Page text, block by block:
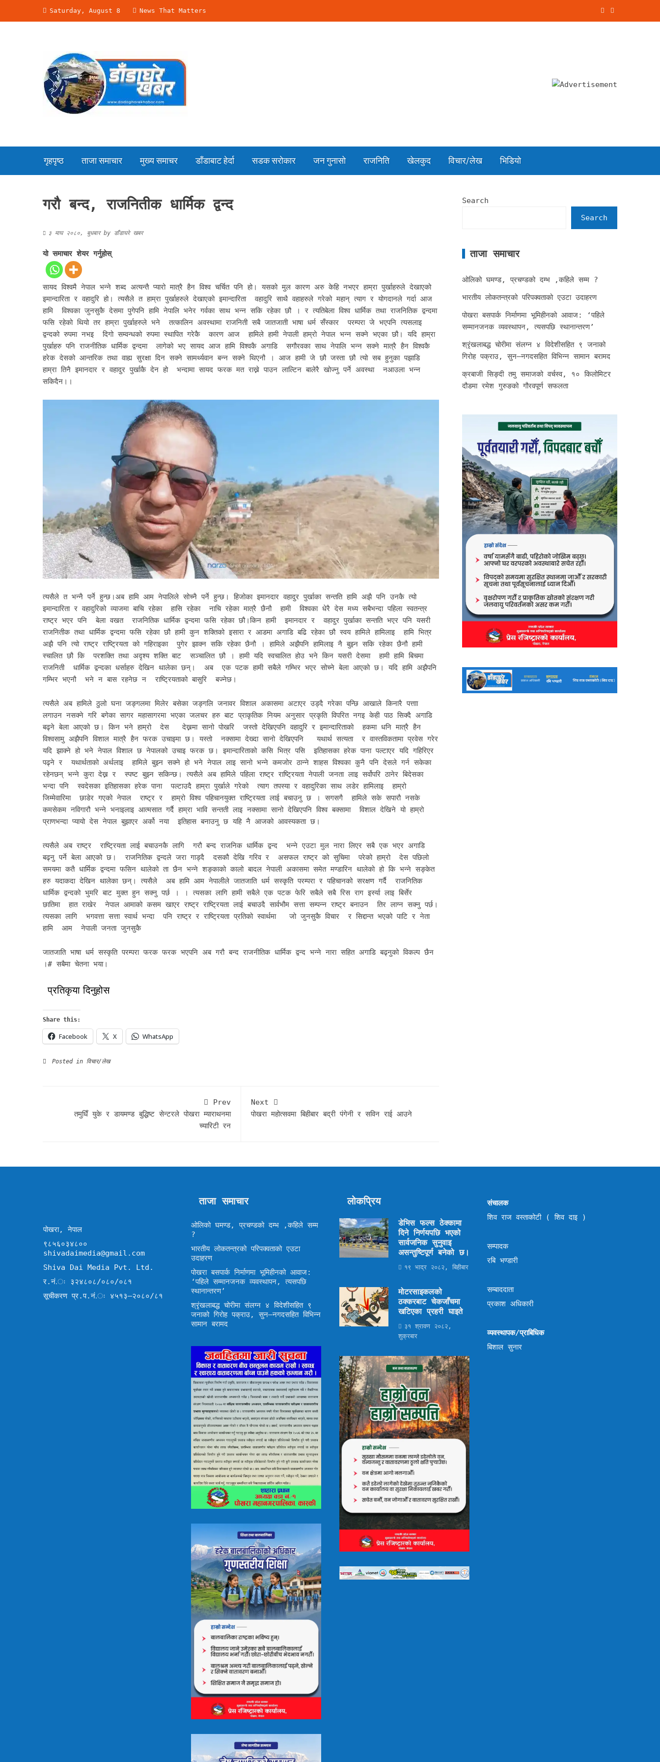
Saturday, August 8 News That Matters
गृहपृष्ठ ताजा समाचार मुख्य समाचर डाँडाबाट हेर्दा सडक सरोकार जन गुनासो राजनिति खेलकुद विचार/लेख भिडियो
गरौ बन्द, राजनितीक धार्मिक द्वन्द
३ माघ २०८०, बुधबारby डाँडाघरे खबर
यो समाचार शेयर गर्नुहोस्
सायद विश्वमै नेपाल भन्ने शब्द अत्यन्तै प्यारो मात्रै हैन विश्व चर्चित पनि हो। यसको मुल कारण अरु केहि नभएर हाम्रा पुर्खाहरुले देखाएको
इमान्दारिता र वहादुरि हो। त्यसैले त हाम्रा पुर्खाहरुले देखाएको इमान्दारिता वहादुरि साथै वहाहरुले गरेको महान् त्याग र योगदानले गर्दा आज
हामि विश्वका जुनसुकै देसमा पुगेपनि हामि नेपालि भनेर गर्वका साथ भन्न सकि रहेका छौ । र त्यतिबेला विश्व धार्मिक तथा राजनितिक द्वन्दमा
फसि रहेको थियो तर हाम्रा पुर्खाहरुले भने तत्कालिन अवस्थामा राजनिती सबै जातजाती भाषा धर्म सँस्कार परम्परा जे भएपनि त्यसलाइ
द्वन्दको रुपमा नभइ दिगो सम्वन्धको रुपमा स्थापित गरेकै कारण आज हामिले हामी नेपाली हाम्रो नेपाल भन्न सक्ने भएका छौ। यदि हाम्रा
पुर्खाहरु पनि राजनीतिक धार्मिक द्वन्दमा लागेको भए सायद आज हामि विश्वकै अगाडि सगौरवका साथ नेपालि भन्न सक्ने मात्रै हैन विश्वकै
हरेक देसको आन्तरिक तथा वाह्य सुरक्षा दिन सक्ने सामर्थ्यवान बन्न सक्ने थिएनौ । आज हामी जे छौ जस्ता छौ त्यो सब हुनुका पझाडि
हाम्रा तिनै इमानदार र वहादुर पुर्खाकै देन हो भन्दामा सायद फरक मत राख्ने पाउन लाल्टिन बालेरै खोज्नु पर्ने अवस्था नआउला भन्न
सकिदैन।।
त्यसैले त भन्नै पर्ने हुन्छ।अब हामि आम नेपालिले सोच्नै पर्ने हुन्छ। हिजोका इमानदार वहादुर पुर्खाका सन्तति हामि अझै पनि उनकै त्यो
इमान्दारिता र वहादुरिको व्याजमा बाचि रहेका हासि रहेका नाचि रहेका मात्रै छैनौ हामी विश्वका धेरै देस मध्य सबैभन्दा पहिला स्वतन्त्र
राष्ट्र भएर पनि बेला वखत राजनितिक धार्मिक द्वन्दमा फसि रहेका छौ।किन हामी इमानदार र वहादुर पुर्खाका सन्तति भएर पनि यसरी
राजनितीक तथा धार्मिक द्वन्दमा फसि रहेका छौ हामी कुन शक्तिको इसारा र आडमा अगाडि बढि रहेका छौ स्वय हामिले हामिलाइ हामि भित्र
अझै पनि त्यो राष्ट्र राष्ट्रियता को गहिराइका पुगेर झाक्न सकि रहेका छैनौ । हामिले अझैपनि हामिलाइ नै बुझ्न सकि रहेका छैनौ हामी
स्चालित छौ कि परशक्ति तथा अदृश्य शक्ति बाट सञ्चालित छौ । हामी यदि स्वचालित होउ भने किन यसरी देसमा हामी हामि बिचमा
राजनिती धार्मिक द्वन्दका धर्साहरु देखिन थालेका छन्। अब एक पटक हामी सबैले गम्भिर भएर सोच्ने बेला आएको छ। यदि हामि अझैपनि
गम्भिर भएनौ भने न बास रहनेछ न राष्ट्रियताको बासुरि बज्नेछ।
त्यसैले अब हामिले ठुलो घना जङ्गलमा मिलेर बसेका जङ्गलि जनावर विशाल अकासमा अटाएर उड्दै गरेका पन्छि आखाले किनारै पत्ताा
लगाउन नसक्ने गरि बगेका सागर महासागरमा भएका जलचर हरु बाट प्राकृतिक नियम अनुसार प्रकृति विपरित नगइ केही पाठ सिक्दै अगाडि
बढ्ने बेला आएको छ। किन भने हाम्रो देस देख्नमा सानो पोखरि जस्तो देखिएपनि वहादुरि र इमान्दारिताको हकमा धनि मात्रै हैन
विश्वसामु अझैपनि विशाल मात्रै हैन फरक उचाइमा छ। यस्तो नक्सामा देख्दा सानो देखिएपनि यथार्थ सत्यता र वास्तविकतामा प्रवेस गरेर
यदि झाक्ने हो भने नेपाल विशाल छ नेपालको उचाइ फरक छ। इमान्दारिताको कसि भित्र पसि इतिहासका हरेक पाना पल्टाएर यदि गहिरिएर
पढ्ने र यथार्थताको अर्थलाइ हामिले बुझ्न सक्ने हो भने नेपाल लाइ सानो भन्ने कमजोर ठान्ने शाहस विश्वका कुनै पनि देसले गर्न सकेका
रहेनछन् भन्ने कुरा देख्न र स्पष्ट बुझ्न सकिन्छ। त्यसैले अब हामिले पहिला राष्ट्र राष्ट्रियता नेपाली जनता लाइ सर्वोपरि ठानेर बिदेसका
भन्दा पनि स्वदेसका इतिहासका हरेक पाना पल्टाउदै हाम्रा पुर्खाले गरेको त्याग तपस्या र वहादुरिका साथ लडेर हामिलाइ हाम्रो
जिम्मेवारिमा छाडेर गएको नेपाल राष्ट्र र हाम्रो विश्व पहिचानयुक्त राष्ट्रियता लाई बचाउनु छ । सगसगै हामिले सके सपारौ नसके
कमसेकम नविगारौ भन्ने भनाइलाइ आत्मसात गर्दै हाम्रा भावि सन्तती लाइ नक्सामा सानो देखिएपनि विश्व बक्सामा विशाल देखिने यो हाम्रो
प्राणभन्दा प्यायो देस नेपाल बुझाएर अर्को नया इतिहास बनाउनु छ यहि नै आजको आवस्यकता छ।
त्यसैले अब राष्ट्र राष्ट्रियता लाई बचाउनकै लागि गरौ बन्द राजनिक धार्मिक द्वन्द भन्ने एउटा मुल नारा लिएर सबै एक भएर अगाडि
बढ्नु पर्ने बेला आएको छ। राजनितिक द्वन्दले जरा गाड्दै दसकौ देखि गरिव र असफल राष्ट्र को सुचिमा परेको हाम्रो देस पछिलो
समयमा कतै धार्मिक द्वन्दमा फसिन थालेको ता छैन भन्ने शङ्काको कालो बादल नेपाली अकासमा समेत मण्डारिन थालेको हो कि भन्ने सङ्केत
हरु यदाकदा देखिन थालेका छन्। त्यसैले अब हामि आम नेपालीले जातजाति धर्म सस्कृति परम्परा र पहिचानको सरक्षण गर्दै राजनितिक
धार्मिक द्वन्दको भुमरि बाट मुक्त हुन सक्नु पर्छ । । त्यसका लागि हामी सबैले एक पटक फेरि सबैले सबै रिस राग इर्स्या लाइ बिर्सेर
छातिमा हात राखेर नेपाल आमाको कसम खाएर राष्ट्र राष्ट्रियता लाई बचाउदै सार्वभौम सत्ता सम्पन्न राष्ट्र बनाउन तिर लाग्न सक्नु पर्छ।
त्यसका लागि भगवत्ता सत्ता स्वार्थ भन्दा पनि राष्ट्र र राष्ट्रियता प्रतिको स्वार्थमा जो जुनसुकै विचार र सिद्दान्त भएको पाटि र नेता
हामि आम नेपाली जनता जुनसुकै
जातजाति भाषा धर्म सस्कृति परम्परा फरक फरक भएपनि अब गरौ बन्द राजनीतिक धार्मिक द्वन्द भन्ने नारा सहित अगाडि बढ्नुको विकल्प छैन
।# सबैमा चेतना भया।
प्रतिकृया दिनुहोस
Share this:
Facebook X WhatsApp
Posted in विचार/लेख
Prev
तमुधिँ युके र डायमण्ड बुद्धिष्ट सेन्टरले पोखरा म्याराथनमा
च्यारिटी रन
Next
पोखरा महोत्सवमा बिहीबार बद्री पंगेनी र सविन राई आउने
Search
Search
ताजा समाचार
ओलिको घमण्ड, प्रचण्डको दम्भ ,कहिले सम्म ?
भारतीय लोकतन्त्रको परिपक्वताको एउटा उदाहरण
पोखरा बसपार्क निर्माणमा भूमिहीनको आवाज: ‘पहिले
सम्मानजनक व्यवस्थापन, त्यसपछि स्थानान्तरण’
श्रृंखलाबद्ध चोरीमा संलग्न ४ विदेशीसहित ९ जनाको
गिरोह पक्राउ, सुन–नगदसहित विभिन्न सामान बरामद
क्रबाजी सिङ्दी तमु समाजको वर्चस्व, १० किलोमिटर
दौडमा रमेश गुरुङको गौरवपूर्ण सफलता
पोखरा, नेपाल
९८५६०३४८००
shivadaimedia@gmail.com
Shiva Dai Media Pvt. Ltd.
र.नं.ः ३२४८०८/०८०/०८१
सूचीकरण प्र.प.नं.ः ४५१३–२०८०/८१
ताजा समाचार
ओलिको घमण्ड, प्रचण्डको दम्भ ,कहिले सम्म
?
भारतीय लोकतन्त्रको परिपक्वताको एउटा
उदाहरण
पोखरा बसपार्क निर्माणमा भूमिहीनको आवाज:
‘पहिले सम्मानजनक व्यवस्थापन, त्यसपछि
स्थानान्तरण’
श्रृंखलाबद्ध चोरीमा संलग्न ४ विदेशीसहित ९
जनाको गिरोह पक्राउ, सुन–नगदसहित विभिन्न
सामान बरामद
लोकप्रिय
डेभिस फल्स ठेक्कामा
दिने निर्णयपछि भएको
सार्वजनिक सुनुवाइ
असन्तुष्टिपूर्ण बनेको छ।
१९ भाद्र २०८२, बिहीबार
मोटरसाइकलको
ठक्करबाट चेकजाँचमा
खटिएका प्रहरी घाइते
३१ श्रावण २०८२,
शुक्रबार
संचालक
शिव राज वस्ताकोटी ( शिव दाइ )
सम्पादक
रबि भण्डारी
सम्बाददाता
प्रकाश अधिकारी
व्यवस्थापक/प्राबिधिक
बिशाल सुनार